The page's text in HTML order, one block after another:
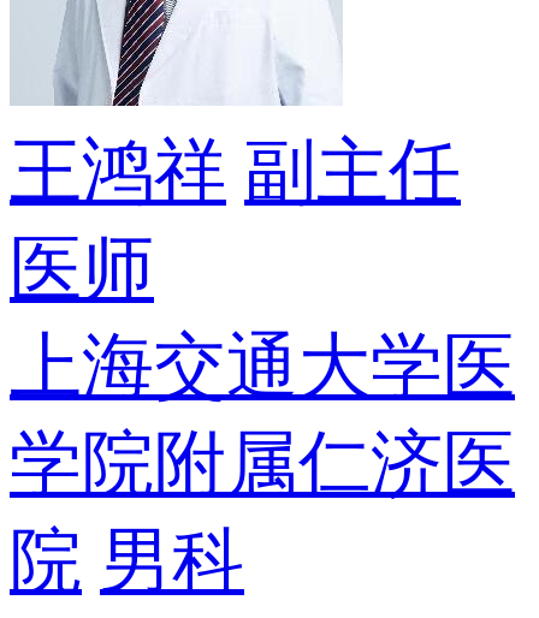
王鸿祥 副主任
医师
上海交通大学医
学院附属仁济医
院 男科